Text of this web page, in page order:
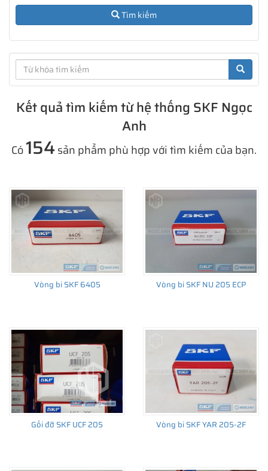
Tìm kiếm
Kết quả tìm kiếm từ hệ thống SKF Ngọc
Anh
Có154sản phẩm phù hợp với tìm kiếm của bạn.
Vòng bi SKF 6405 Vòng bi SKF NU 205 ECP
Gối đỡ SKF UCF 205 Vòng bi SKF YAR 205-2F